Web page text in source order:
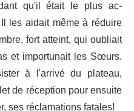
qu'il était le plus ac­
les aidait même à réduire
fort atteint, qui oubliait
et importunait les Sœurs.
à l'arrivé du plateau,
de réception pour ensuite